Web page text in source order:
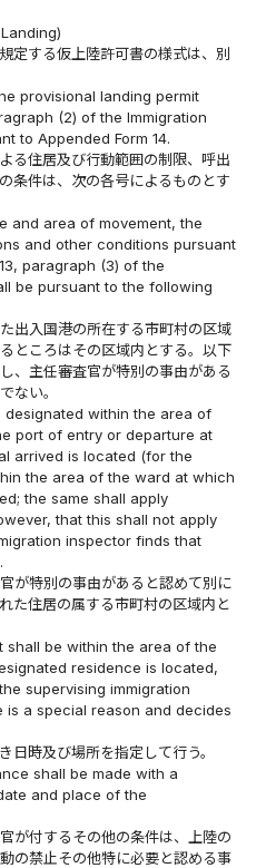
定する仮上陸許可書の様式は、別
provisional landing permit
(2) of the Immigration
to Appended Form 14.
る住居及び行動範囲の制限、呼出
条件は、次の各号によるものとす
and area of movement, the
and other conditions pursuant
paragraph (3) of the
be pursuant to the following
出入国港の所在する市町村の区域
ところはその区域内とする。以下
、主任審査官が特別の事由がある
ない。
within the area of
port of entry or departure at
arrived is located (for the
the area of the ward at which
the same shall apply
that this shall not apply
inspector finds that
が特別の事由があると認めて別に
た住居の属する市町村の区域内と
shall be within the area of the
residence is located,
supervising immigration
a special reason and decides
日時及び場所を指定して行う。
shall be made with a
and place of the
が付するその他の条件は、上陸の
の禁止その他特に必要と認める事